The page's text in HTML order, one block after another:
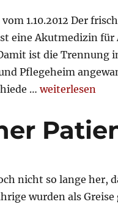
1.10.2012 Der
eine Akutmedizin für
ist die Trennung
Pflegeheim
…„Professur für
weiterlesen
nicht so lange her,
wurden als